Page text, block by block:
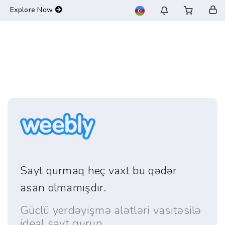
Explore Now
Sayt qurmaq heç vaxt bu qədər
asan olmamışdır.
Güclü yerdəyişmə alətləri vasitəsilə